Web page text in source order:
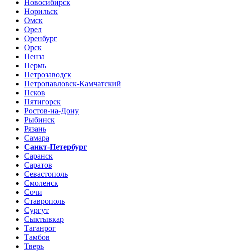
Новосибирск
Норильск
Омск
Орел
Оренбург
Орск
Пенза
Пермь
Петрозаводск
Петропавловск-Камчатский
Псков
Пятигорск
Ростов-на-Дону
Рыбинск
Рязань
Самара
Санкт-Петербург
Саранск
Саратов
Севастополь
Смоленск
Сочи
Ставрополь
Сургут
Сыктывкар
Таганрог
Тамбов
Тверь